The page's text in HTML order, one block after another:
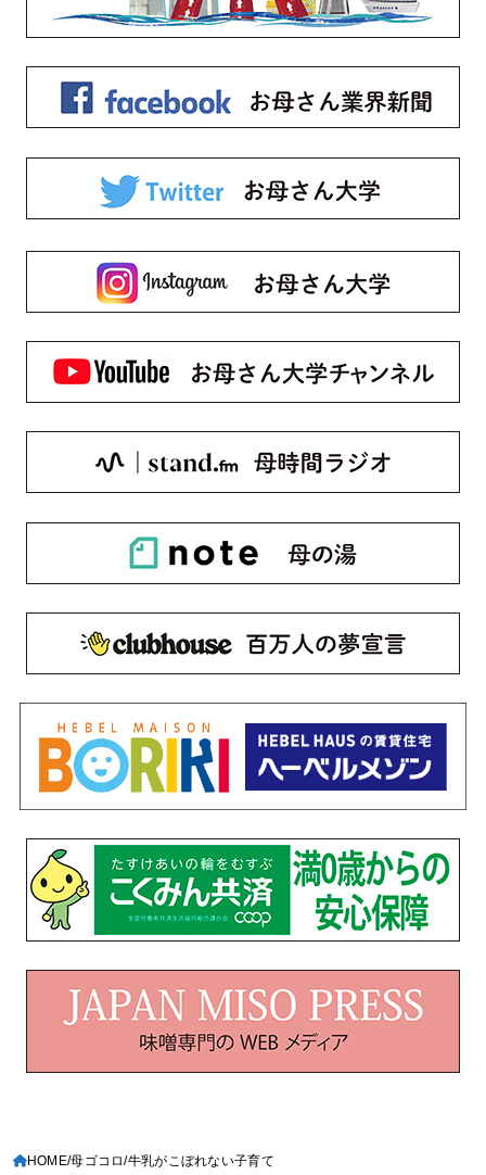
HOME 母ゴコロ 牛乳がこぼれない子育て